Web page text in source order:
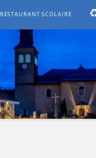
RESTAURANT SCOLAIRE